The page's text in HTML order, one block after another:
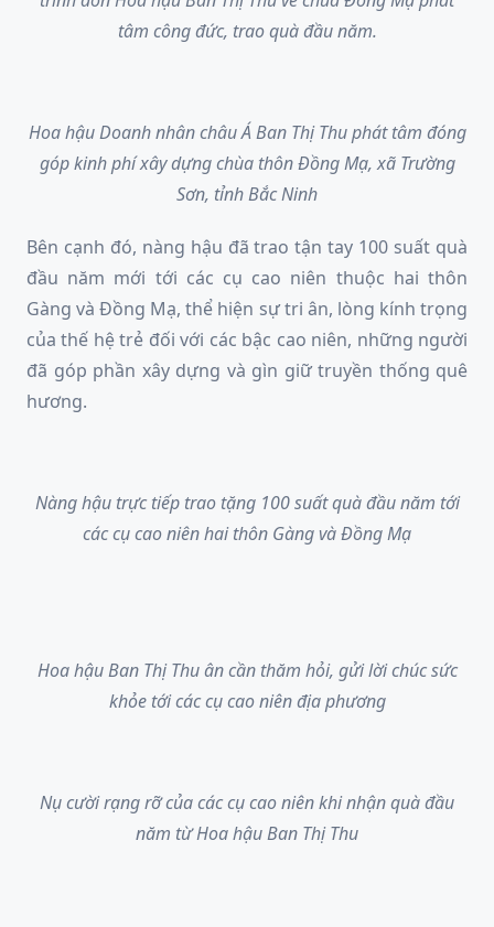
tâm công đức, trao quà đầu năm.
Hoa hậu Doanh nhân châu Á Ban Thị Thu phát tâm đóng
góp kinh phí xây dựng chùa thôn Đồng Mạ, xã Trường
Sơn, tỉnh Bắc Ninh
Bên cạnh đó, nàng hậu đã trao tận tay 100 suất quà
đầu năm mới tới các cụ cao niên thuộc hai thôn
Gàng và Đồng Mạ, thể hiện sự tri ân, lòng kính trọng
của thế hệ trẻ đối với các bậc cao niên, những người
đã góp phần xây dựng và gìn giữ truyền thống quê
hương.
Nàng hậu trực tiếp trao tặng 100 suất quà đầu năm tới
các cụ cao niên hai thôn Gàng và Đồng Mạ
Hoa hậu Ban Thị Thu ân cần thăm hỏi, gửi lời chúc sức
khỏe tới các cụ cao niên địa phương
Nụ cười rạng rỡ của các cụ cao niên khi nhận quà đầu
năm từ Hoa hậu Ban Thị Thu